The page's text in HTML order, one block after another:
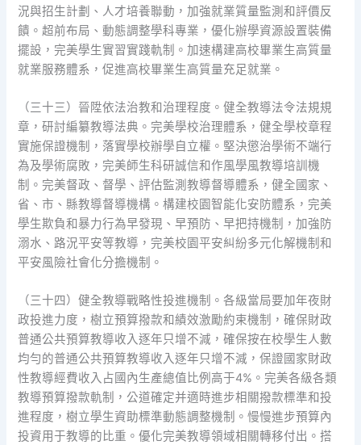
況與招生計劃、人才培養聯動，加強就業質量監測和評價反
饋。超前布局、動態調整學科專業，優化辦學資源設置裝備
擺設，完美學生實習實踐軌制。加速構建高校畢業生高質量
就業服務體系，促進高校畢業生高質量充足就業。
（三十三）晉陞依法治教和治理程度。健全教導法令法規規
章，研討編纂教導法典。完美學校治理體系，健全學校章程
實施保證機制，落實學校辦學自立權。堅決懲治學術不端行
為及學術腐敗，完美師生科研誠信和作風學風教導培訓機
制。完美督政、督學、評估監測教導督導體系，健全國家、
省、市、縣教導督導機構。構建校園智能化安防體系，完美
學生欺負和暴力行為早發現、早預防、早把持機制，加強防
溺水、路況平安等教導，完美校園平安糾紛多元化解機制和
平安風險社會化分擔機制。
（三十四）健全教導戰略性投進機制。各級當局要加年夜財
政投進力度，樹立預算撥款和績效激勵約束機制，確保財政
普通公共預算教導收入逐年只增不減，確保按在校學生人數
均勻的普通公共預算教導收入逐年只增不減，保證國家財政
性教導經費收入占國內生產總值比例高于4%。完美各級各類
教導預算撥款軌制，公道確定并適時進步相關撥款標準和投
進程度，樹立學生資助標準動態調整機制。慢慢進步預算內
投資用于教導的比重。優化完美教導領域相關轉移付出。搭